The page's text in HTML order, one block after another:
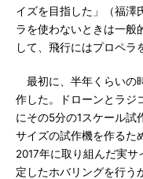
イズを目指した」（福澤
ラを使わないときは一般
して、飛行にはプロペラ
最初に、半年くらいの
作した。ドローンとラジ
にその5分の1スケール試
サイズの試作機を作るた
2017年に取り組んだ実
定したホバリングを行う